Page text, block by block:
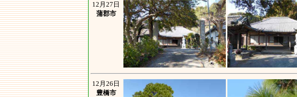
12月27日
蒲郡市
12月26日
豊橋市